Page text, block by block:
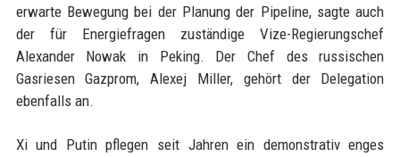
erwarte Bewegung bei der Planung der Pipeline, sagte auch
der für Energiefragen zuständige Vize-Regierungschef
Alexander Nowak in Peking. Der Chef des russischen
Gasriesen Gazprom, Alexej Miller, gehört der Delegation
ebenfalls an.
Xi und Putin pflegen seit Jahren ein demonstrativ enges